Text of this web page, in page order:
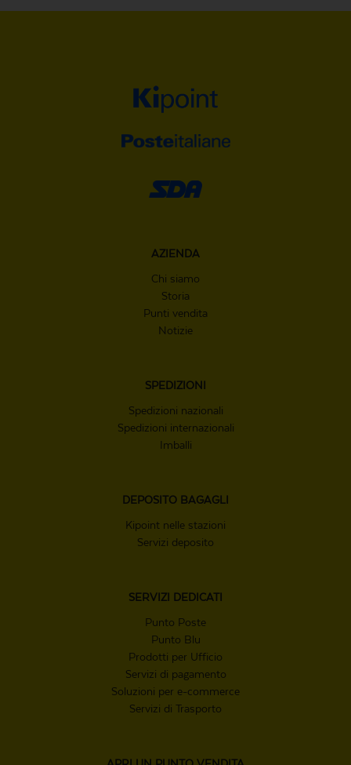
AZIENDA
Chi siamo
Storia
Punti vendita
Notizie
SPEDIZIONI
Spedizioni nazionali
Spedizioni internazionali
Imballi
DEPOSITO BAGAGLI
Kipoint nelle stazioni
Servizi deposito
SERVIZI
DEDICATI
Punto Poste
Punto Blu
Prodotti per Ufficio
Servizi di pagamento
Soluzioni per e-commerce
Servizi di Trasporto